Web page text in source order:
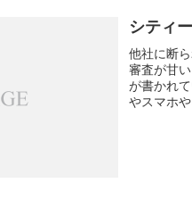
シティ
他社に断
審査が甘
が書かれ
やスマホ